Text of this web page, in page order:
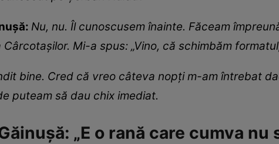
Nu, nu. Îl cunoscusem înainte. Făceam
Cârcotașilor. Mi-a spus: „Vino, că schimbăm
bine. Cred că vreo câteva nopți m-am întrebat
puteam să dau chix imediat.
„E o rană care cumva nu